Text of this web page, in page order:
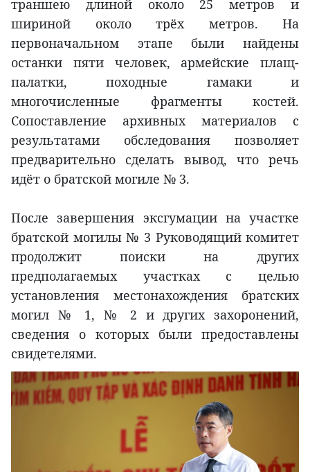
траншею длиной около 25 метров и
шириной около трёх метров. На
первоначальном этапе были найдены
останки пяти человек, армейские плащ-
палатки, походные гамаки и
многочисленные фрагменты костей.
Сопоставление архивных материалов с
результатами обследования позволяет
предварительно сделать вывод, что речь
идёт о братской могиле № 3.
После завершения эксгумации на участке
братской могилы № 3 Руководящий комитет
продолжит поиски на других
предполагаемых участках с целью
установления местонахождения братских
могил № 1, № 2 и других захоронений,
сведения о которых были предоставлены
свидетелями.